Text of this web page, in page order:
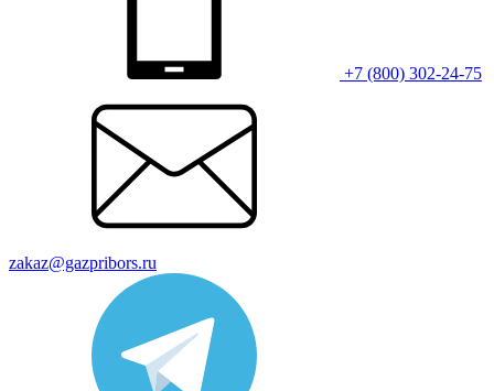
+7 (800) 302-24-75
zakaz@gazpribors.ru